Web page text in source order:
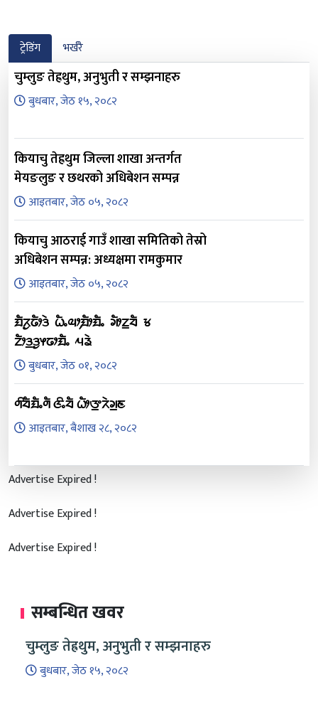
ट्रेडिंग भर्खरै
चुम्लुङ तेह्रथुम, अनुभुती र सम्झनाहरु
बुधबार, जेठ १५, २०८२
कियाचु तेह्रथुम जिल्ला शाखा अन्तर्गत
मेयङलुङ र छथरको अधिबेशन सम्पन्न
आइतबार, जेठ ०५, २०८२
कियाचु आठराई गाउँ शाखा समितिको तेस्रो
अधिबेशन सम्पन्न: अध्यक्षमा रामकुमार
आइतबार, जेठ ०५, २०८२
ᤀᤠᤖᤢᤒᤥᤋᤧ ᤐᤠᤱᤓᤣ᤹ᤀᤥᤀᤠᤱ ᤆᤥᤁ᤻ᤔᤠ ᤃ
ᤁᤥᤋ᤻ᤋᤢᤶᤒᤣᤀᤠᤱ ᤘᤕᤧ
बुधबार, जेठ ०१, २०८२
ᤛᤡᤔᤠᤀᤠᤱᤛᤠ ᤜᤡᤱᤔᤠ ᤐᤥᤅ᤻ᤖᤧᤆ᤻ᤇ
आइतबार, बैशाख २८, २०८२
Advertise Expired !
Advertise Expired !
Advertise Expired !
सम्बन्धित खवर
चुम्लुङ तेह्रथुम, अनुभुती र सम्झनाहरु
बुधबार, जेठ १५, २०८२